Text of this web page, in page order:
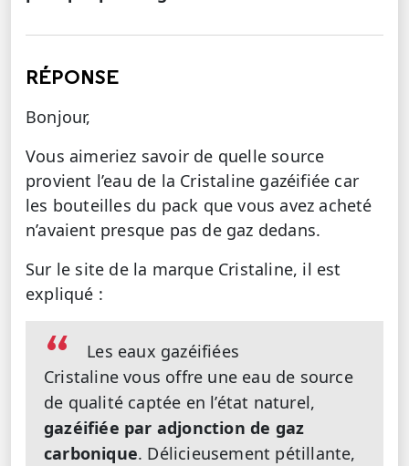
RÉPONSE
Bonjour,
Vous aimeriez savoir de quelle source
provient l’eau de la Cristaline gazéifiée car
les bouteilles du pack que vous avez acheté
n’avaient presque pas de gaz dedans.
Sur le site de la marque Cristaline, il est
expliqué :
Les eaux gazéifiées
Cristaline vous offre une eau de source
de qualité captée en l’état naturel,
gazéifiée par adjonction de gaz
carbonique. Délicieusement pétillante,